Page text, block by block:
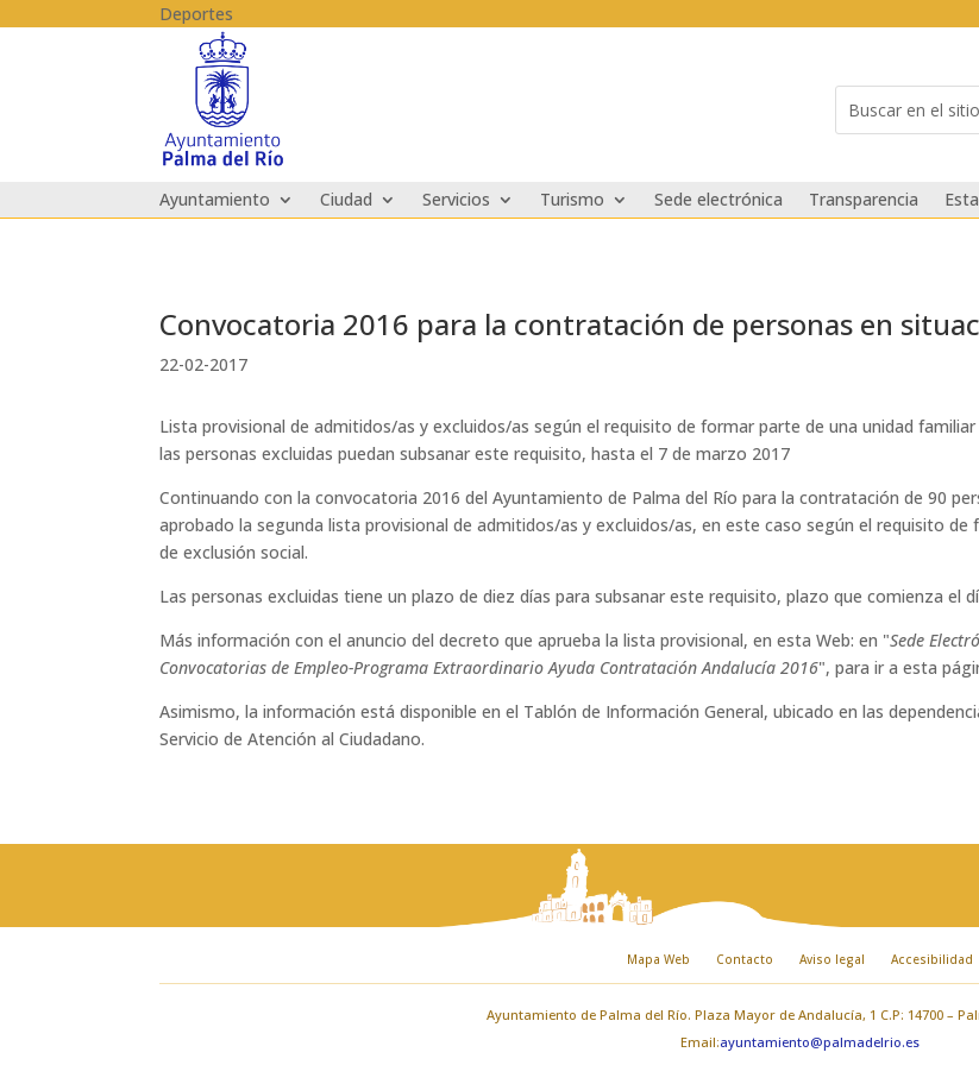
Deportes
for...
Ayuntamiento Ciudad Servicios Turismo Sede electrónica Transparencia
Convocatoria 2016 para la contratación de personas en
22-02-2017
Lista provisional de admitidos/as y excluidos/as según el requisito de formar parte de una unidad
las personas excluidas puedan subsanar este requisito, hasta el 7 de marzo 2017
Continuando con la convocatoria 2016 del Ayuntamiento de Palma del Río para la contratación de 90
aprobado la segunda lista provisional de admitidos/as y excluidos/as, en este caso según el requisito
de exclusión social.
Las personas excluidas tiene un plazo de diez días para subsanar este requisito, plazo que comienza el
Más información con el anuncio del decreto que aprueba la lista provisional, en esta Web: en "Sede
Convocatorias de Empleo-Programa Extraordinario Ayuda Contratación Andalucía 2016", para ir a esta
Asimismo, la información está disponible en el Tablón de Información General, ubicado en las
Servicio de Atención al Ciudadano.
Mapa Web Contacto Aviso legal Accesibilidad
Ayuntamiento de Palma del Río. Plaza Mayor de Andalucía, 1 C.P: 14700 –
Email:ayuntamiento@palmadelrio.es